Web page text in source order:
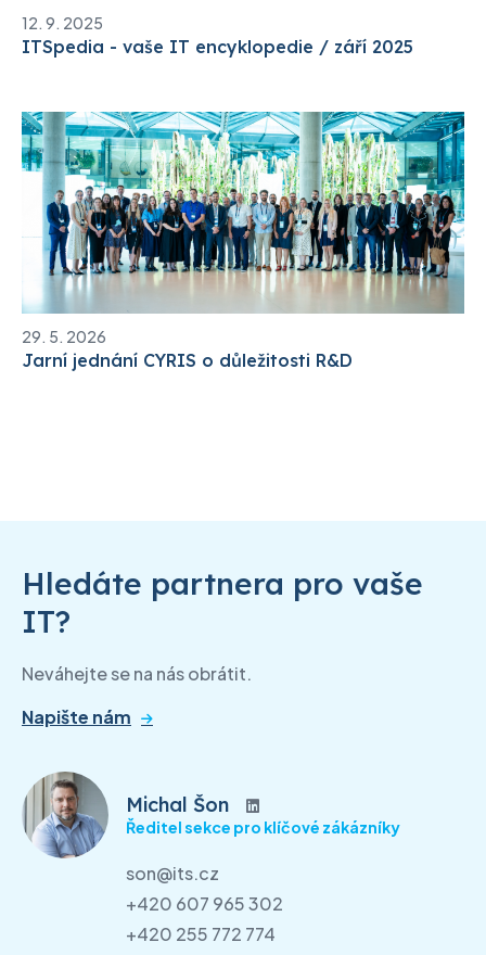
12. 9. 2025
ITSpedia - vaše IT encyklopedie / září 2025
29. 5. 2026
Jarní jednání CYRIS o důležitosti R&D
Hledáte partnera pro vaše
IT?
Neváhejte se na nás obrátit.
Napište nám
Michal Šon
Ředitel sekce pro klíčové zákázníky
son@its.cz
+420 607 965 302
+420 255 772 774